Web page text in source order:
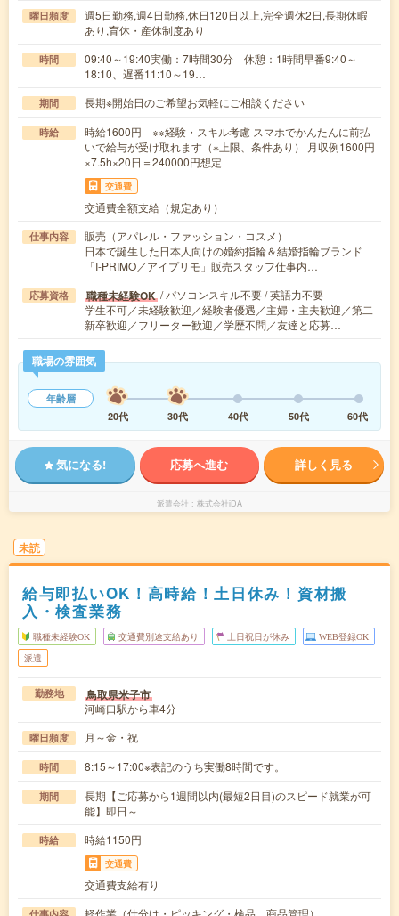
曜日頻度
週5日勤務,週4日勤務,休日120日以上,完全週休2日,長期休暇
あり,育休・産休制度あり
時間
09:40～19:40実働：7時間30分 休憩：1時間早番9:40～
18:10、遅番11:10～19…
期間 長期※開始日のご希望お気軽にご相談ください
時給
時給1600円 ※※経験・スキル考慮 スマホでかんたんに前払
いで給与が受け取れます（※上限、条件あり） 月収例1600円
×7.5h×20日＝240000円想定
交通費
交通費全額支給（規定あり）
仕事内容
販売（アパレル・ファッション・コスメ）
日本で誕生した日本人向けの婚約指輪＆結婚指輪ブランド
「I-PRIMO／アイプリモ」販売スタッフ仕事内…
応募資格 職種未経験OK / パソコンスキル不要 / 英語力不要
学生不可／未経験歓迎／経験者優遇／主婦・主夫歓迎／第二
新卒歓迎／フリーター歓迎／学歴不問／友達と応募…
職場の雰囲気
年齢層
20代
30代 40代 50代 60代
気になる! 応募へ進む 詳しく見る
派遣会社 株式会社iDA
未読
給与即払いOK！高時給！土日休み！資材搬
入・検査業務
職種未経験OK 交通費別途支給あり 土日祝日が休み WEB登録OK
派遣
勤務地 鳥取県米子市
河崎口駅から車4分
曜日頻度 月～金・祝
時間 8:15～17:00※表記のうち実働8時間です。
期間
長期【ご応募から1週間以内(最短2日目)のスピード就業が可
能】即日～
時給 時給1150円
交通費
交通費支給有り
軽作業（仕分け・ピッキング・検品、商品管理）